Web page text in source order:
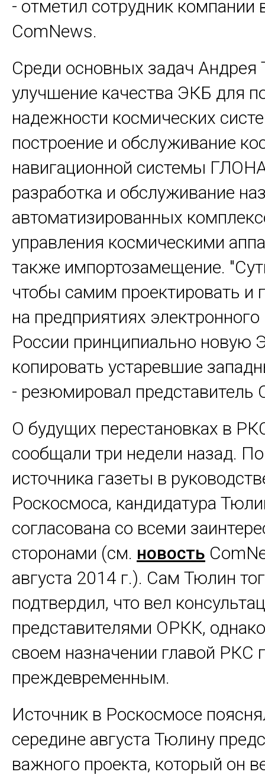
- отметил сотрудник компании
ComNews.
Среди основных задач Андрея
улучшение качества ЭКБ для
надежности космических
построение и обслуживание
навигационной системы
разработка и обслуживание
автоматизированных
управления космическими
также импортозамещение.
чтобы самим проектировать и
на предприятиях
России принципиально новую
копировать устаревшие
- резюмировал представитель
О будущих перестановках в
сообщали три недели назад.
источника газеты в
Роскосмоса, кандидатура
согласована со всеми
сторонами (см. новость
августа 2014 г.). Сам Тюлин
подтвердил, что вел
представителями ОРКК,
своем назначении главой РКС
преждевременным.
Источник в Роскосмосе
середине августа Тюлину
важного проекта, который он